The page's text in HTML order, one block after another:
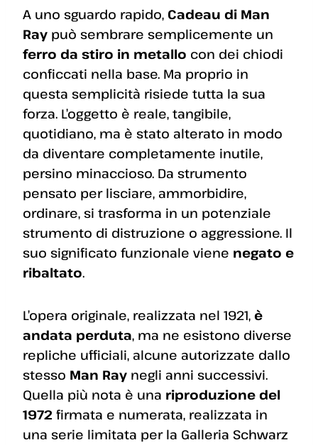
A uno sguardo rapido, Cadeau di Man
Ray può sembrare semplicemente un
ferro da stiro in metallo con dei chiodi
conficcati nella base. Ma proprio in
questa semplicità risiede tutta la sua
forza. L’oggetto è reale, tangibile,
quotidiano, ma è stato alterato in modo
da diventare completamente inutile,
persino minaccioso. Da strumento
pensato per lisciare, ammorbidire,
ordinare, si trasforma in un potenziale
strumento di distruzione o aggressione. Il
suo significato funzionale viene negato e
ribaltato.
L’opera originale, realizzata nel 1921, è
andata perduta, ma ne esistono diverse
repliche ufficiali, alcune autorizzate dallo
stesso Man Ray negli anni successivi.
Quella più nota è una riproduzione del
1972 firmata e numerata, realizzata in
una serie limitata per la Galleria Schwarz